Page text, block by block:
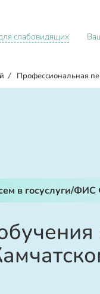
слабовидящих
/ Профессиональная
в госуслуги/